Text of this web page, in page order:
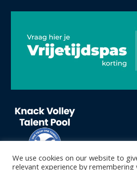
We use cookies on our website to
relevant experience by remembering